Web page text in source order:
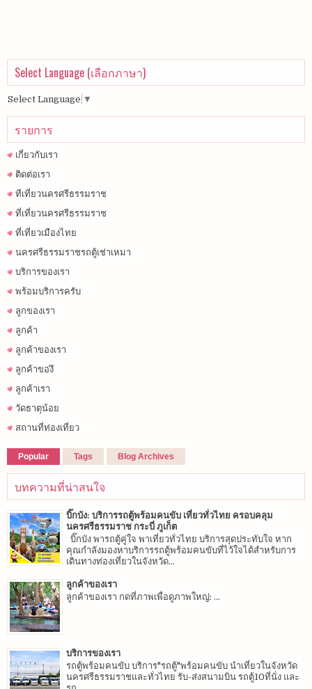
Select Language (เลือกภาษา)
Select Language ▼
รายการ
เกี่ยวกับเรา
ติดต่อเรา
ทีเที่ยวนครศรีธรรมราช
ที่เที่ยวนครศรีธรรมราช
ที่เที่ยวเมืองไทย
นครศรีธรรมราชรถตู้เช่าเหมา
บริการของเรา
พร้อมบริการครับ
ลูกของเรา
ลูกค้า
ลูกค้าของเรา
ลูกค้าของึ
ลูกค้าเรา
วัดธาตุน้อย
สถานที่ท่องเที่ยว
Popular Tags Blog Archives
บทความที่น่าสนใจ
บิ๊กบัง: บริการรถตู้พร้อมคนขับ เที่ยวทั่วไทย ครอบคลุม
นครศรีธรรมราช กระบี่ ภูเก็ต
บิ๊กบัง พารถตู้คู่ใจ พาเที่ยวทั่วไทย บริการสุดประทับใจ หาก
คุณกำลังมองหาบริการรถตู้พร้อมคนขับที่ไว้ใจได้สำหรับการ
เดินทางท่องเที่ยวในจังหวัด...
ลูกค้าของเรา
ลูกค้าของเรา กดที่ภาพเพื่อดูภาพใหญ่: ...
บริการของเรา
รถตู้พร้อมคนขับ บริการ"รถตู้"พร้อมคนขับ นำเที่ยวในจังหวัด
นครศรีธรรมราชและทั่วไทย รับ-ส่งสนามบิน รถตู้10ที่นั่ง และ